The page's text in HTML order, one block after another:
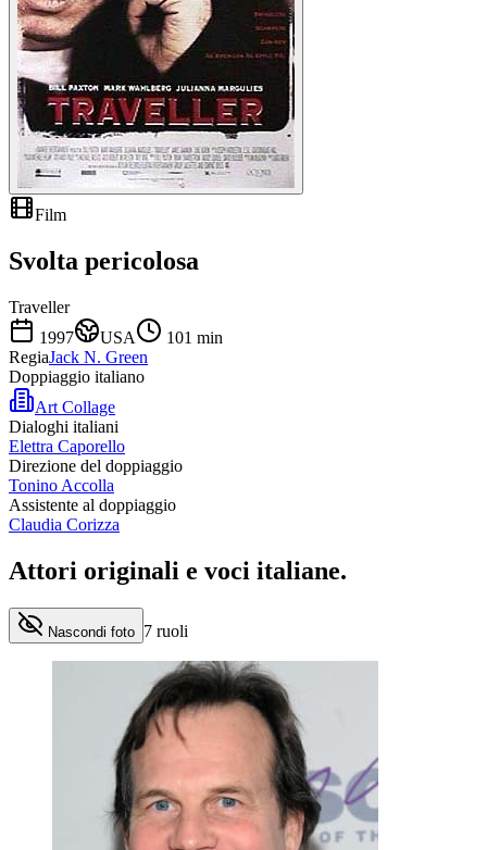
Film
Svolta pericolosa
Traveller
1997
USA 101 min
RegiaJack N. Green
Doppiaggio italiano
Art Collage
Dialoghi italiani
Elettra Caporello
Direzione del doppiaggio
Tonino Accolla
Assistente al doppiaggio
Claudia Corizza
Attori originali e voci italiane.
Nascondi foto 7 ruoli